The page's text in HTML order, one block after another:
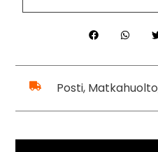
Posti,